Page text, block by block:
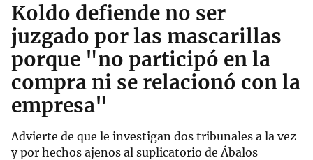
Koldo defiende no ser
juzgado por las mascarillas
porque "no participó en la
compra ni se relacionó con la
empresa"
Advierte de que le investigan dos tribunales a la vez
y por hechos ajenos al suplicatorio de Ábalos